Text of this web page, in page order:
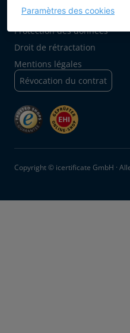
AGB
Protection des données
Droit de rétractation
Mentions légales
Révocation du contrat
Copyright © icertificate GmbH ·
Paramètres des cookies